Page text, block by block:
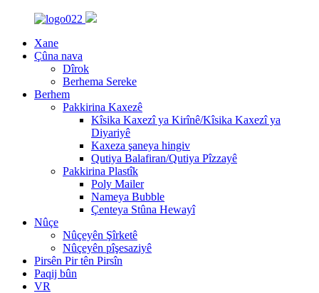
Xane
Çûna nava
Dîrok
Berhema Sereke
Berhem
Pakkirina Kaxezê
Kîsika Kaxezî ya Kirînê/Kîsika Kaxezî ya
Diyariyê
Kaxeza şaneya hingiv
Qutiya Balafiran/Qutiya Pîzzayê
Pakkirina Plastîk
Poly Mailer
Nameya Bubble
Çenteya Stûna Hewayî
Nûçe
Nûçeyên Şîrketê
Nûçeyên pîşesaziyê
Pirsên Pir tên Pirsîn
Paqij bûn
VR